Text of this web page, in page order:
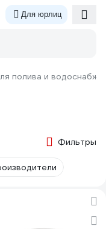
Для юрлиц
полива и
Фильтры